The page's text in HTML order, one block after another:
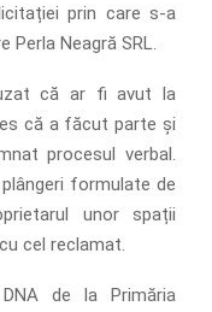
prin care s-a
Neagră SRL.
că ar fi avut la
că a făcut parte și
procesul verbal.
formulate de
unor spații
cel reclamat.
de la Primăria